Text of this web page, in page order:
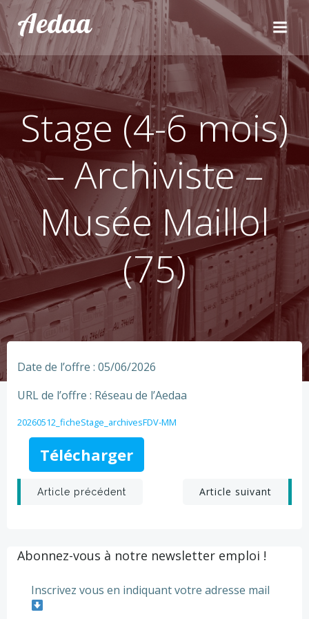
Aller
au
contenu
Aedaa
Stage (4-6 mois)
– Archiviste –
Musée Maillol
(75)
Date de l’offre : 05/06/2026
URL de l’offre : Réseau de l’Aedaa
20260512_ficheStage_archivesFDV-MM
Télécharger
Post
Article précédent
PostArticle suivant
Abonnez-vous à notre newsletter emploi !
Inscrivez vous en indiquant votre adresse mail